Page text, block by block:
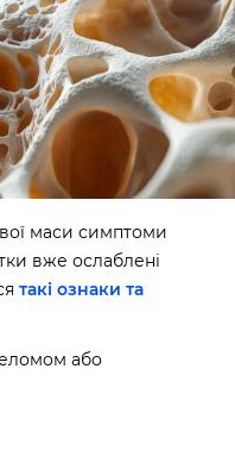
маси симптоми
вже ослаблені
такі ознаки та
або